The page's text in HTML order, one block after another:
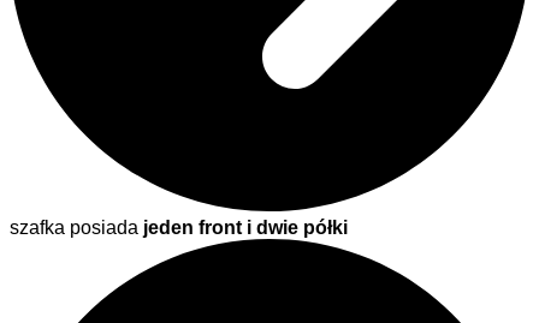
szafka posiada jeden front i dwie półki